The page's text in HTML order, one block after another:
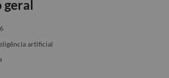
geral
artificial